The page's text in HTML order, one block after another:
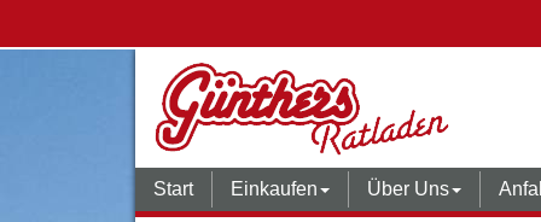
Start Einkaufen Über Uns